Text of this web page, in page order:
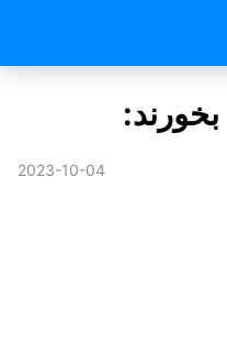
2023-10-04